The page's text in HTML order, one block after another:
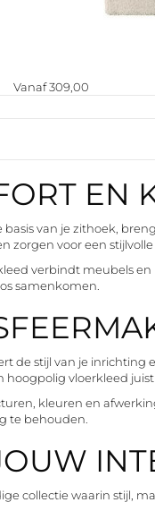
Vanaf 309,00
EN
van je zithoek,
voor een
verbindt meubels
samenkomen.
de stijl van je
vloerkleed
kleuren en
te behouden.
collectie waarin stijl,